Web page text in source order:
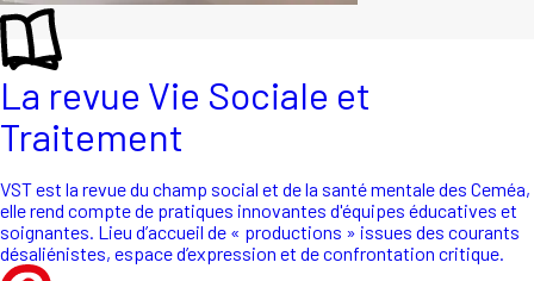
La revue Vie Sociale et
Traitement
VST est la revue du champ social et de la santé mentale des Ceméa,
elle rend compte de pratiques innovantes d'équipes éducatives et
soignantes. Lieu d’accueil de « productions » issues des courants
désaliénistes, espace d’expression et de confrontation critique.